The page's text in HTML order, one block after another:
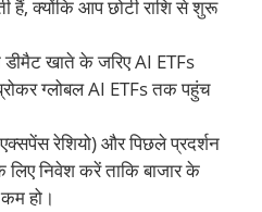
हैं, क्योंकि आप छोटी राशि से शुरू
खाते के जरिए AI ETFs
ग्लोबल AI ETFs तक पहुंच
रेशियो) और पिछले प्रदर्शन
निवेश करें ताकि बाजार के
हो।